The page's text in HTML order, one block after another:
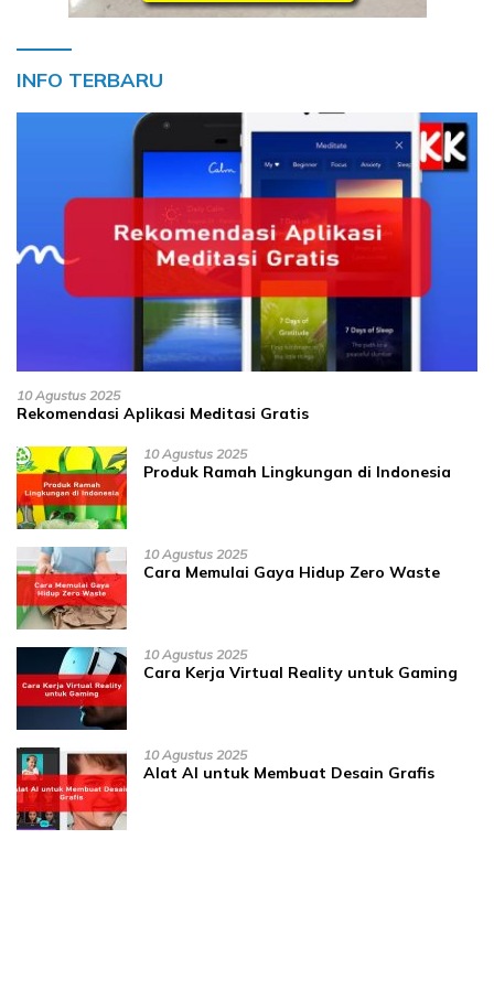
INFO TERBARU
10 Agustus 2025
Rekomendasi Aplikasi Meditasi Gratis
10 Agustus 2025
Produk Ramah Lingkungan di Indonesia
10 Agustus 2025
Cara Memulai Gaya Hidup Zero Waste
10 Agustus 2025
Cara Kerja Virtual Reality untuk Gaming
10 Agustus 2025
Alat AI untuk Membuat Desain Grafis